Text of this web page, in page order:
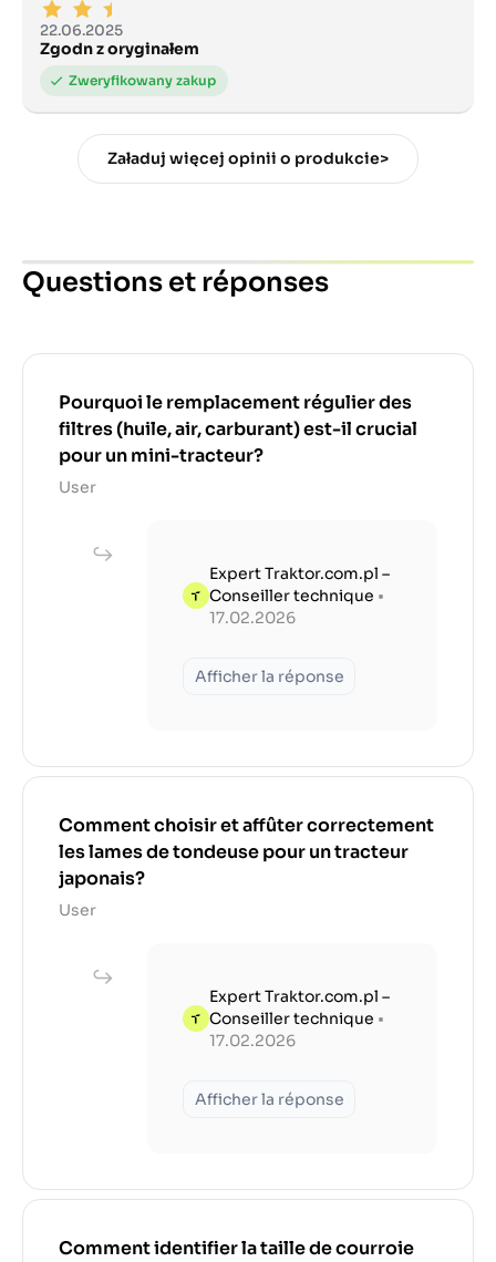
22.06.2025
Zgodn z oryginałem
Załaduj więcej opinii o produkcie>
Questions et réponses
Pourquoi le remplacement régulier des
filtres (huile, air, carburant) est-il crucial
pour un mini-tracteur?
User
Expert Traktor.com.pl –
Conseiller technique •
17.02.2026
Afficher la réponse
Comment choisir et affûter correctement
les lames de tondeuse pour un tracteur
japonais?
User
Expert Traktor.com.pl –
Conseiller technique •
17.02.2026
Afficher la réponse
Comment identifier la taille de courroie